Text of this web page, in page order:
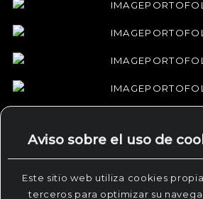
Aviso sobre el uso de
Este sitio web utiliza cookies
terceros para optimizar su